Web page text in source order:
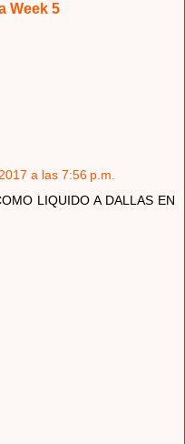
Week 5
a las 7:56 p.m.
LIQUIDO A DALLAS EN